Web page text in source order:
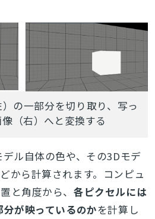
の一部分を切り取り、写っ
（右）へと変換する
ル自体の色や、その3Dモデ
から計算されます。コンピュ
と角度から、各ピクセルには
が映っているのかを計算し